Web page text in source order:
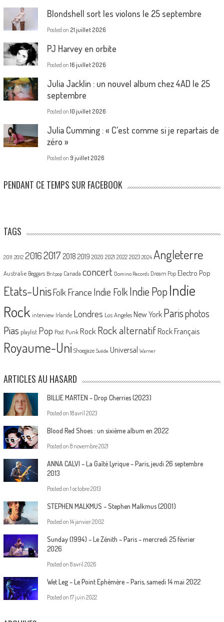
Blondshell sort les violons le 25 septembre
Posted on 21 juillet 2026
PJ Harvey en orbite
Posted on 16 juillet 2026
Julia Jacklin : un nouvel album chez 4AD le 25
septembre
Posted on 10 juillet 2026
Julia Cumming : « C’est comme si je repartais de
zéro »
Posted on 9 juillet 2026
PENDANT CE TEMPS SUR FACEBOOK
TAGS
2011 2012 20162017 2018 2019 2020 2021 2022 2023 2024 Angleterre
Australie Beggars Britpop Canada concert Domino Records Dream Pop Electro Pop
Etats-UnisFolk France Indie Folk Indie PopIndie
Rock interview Irlande Londres Los Angeles New York Parisphotos
Pias playlist Pop Post Punk Rock Rock alternatif Rock Français
Royaume-Uni Shoegaze Suède Universal Warner
ARTICLES AU HASARD
BILLIE MARTEN – Drop Cherries (2023)
Posted on 18 avril 2023
Blood Red Shoes : un sixième album en 2022
Posted on 8 novembre 2021
ANNA CALVI – La Gaîté Lyrique – Paris, jeudi 26 septembre
2013
Posted on 1 octobre 2013
STEPHEN MALKMUS – Stephen Malkmus (2001)
Posted on 14 janvier 2002
Sunday (1994) – Le Zénith – Paris – mercredi 25 février
2026
Posted on 8 avril 2026
Wet Leg – Le Point Ephémère – Paris, samedi 14 mai 2022
Posted on 17 juin 2022